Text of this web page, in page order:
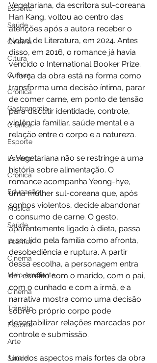
Esporte
Saúde
Cinema
Cltura
Cultura
Crônica
Gastronomia
Crônica
Esporte
Esporte
Crônica
Educação
Música
Saúde
Internet
Cinema
Meio Ambiente
Cinema
Trânsito
Esporte
Arte
Saúde
Vegetariana, da escritora sul-coreana
Han Kang, voltou ao centro das
atenções após a autora receber o
Nobel de Literatura, em 2024. Antes
disso, em 2016, o romance já havia
vencido o International Booker Prize.
A força da obra está na forma como
transforma uma decisão íntima, parar
de comer carne, em ponto de tensão
para discutir identidade, controle,
violência familiar, saúde mental e a
relação entre o corpo e a natureza.
A Vegetariana não se restringe a uma
história sobre alimentação. O
romance acompanha Yeong-hye,
uma mulher sul-coreana que, após
sonhos violentos, decide abandonar
o consumo de carne. O gesto,
aparentemente ligado à dieta, passa
a ser lido pela família como afronta,
desobediência e ruptura. A partir
dessa escolha, a personagem entra
em conflito com o marido, com o pai,
com o cunhado e com a irmã, e a
narrativa mostra como uma decisão
sobre o próprio corpo pode
desestabilizar relações marcadas por
controle e submissão.
Um dos aspectos mais fortes da obra